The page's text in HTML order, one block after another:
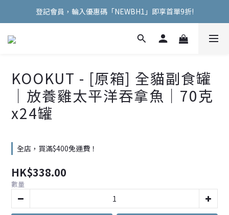
Welcome Hooman !
登記會員，輪入優惠碼「NEWBH1」即享首單9折!
Welcome Hooman !
KOOKUT - [原箱] 全貓副食罐
｜放養雞太平洋吞拿魚｜70克
x24罐
全店，買滿$400免運費！
HK$338.00
數量